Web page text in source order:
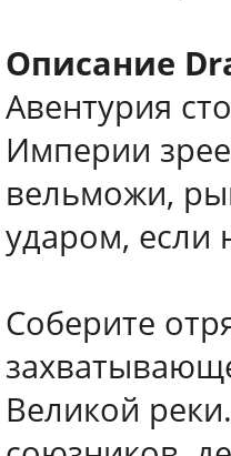
Описание
Авентурия
Империи
вельможи,
ударом, если
Соберите
Великой